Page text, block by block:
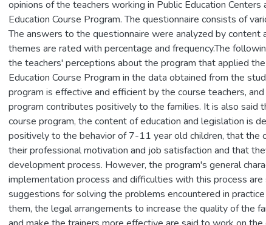
opinions of the teachers working in Public Education Centers
Education Course Program. The questionnaire consists of
The answers to the questionnaire were analyzed by content
themes are rated with percentage and frequency.The
the teachers' perceptions about the program that applied
Education Course Program in the data obtained from the
program is effective and efficient by the course teachers,
program contributes positively to the families. It is also said
course program, the content of education and legislation is
positively to the behavior of 7-11 year old children, that the
their professional motivation and job satisfaction and that
development process. However, the program's general
implementation process and difficulties with this process are
suggestions for solving the problems encountered in
them, the legal arrangements to increase the quality of the